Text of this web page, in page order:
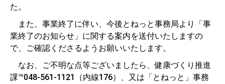
た
また、事業終了に伴い、今後とねっと事務局より「事
業終了のお知らせ」に関する案内を送付いたしますの
で、ご確認くださるようお願いいたします。
なお、ご不明な点等ございましたら、健康づくり推進
課℡048-561-1121（内線176）、又は「とねっと」事務